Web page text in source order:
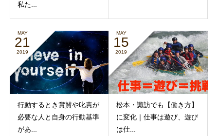
私た...
MAY
21
2019
行動するとき賞賛や叱責が
必要な人と自身の行動基準
があ...
MAY
15
2019
松本・諏訪でも【働き方】
に変化｜仕事は遊び、遊び
は仕...